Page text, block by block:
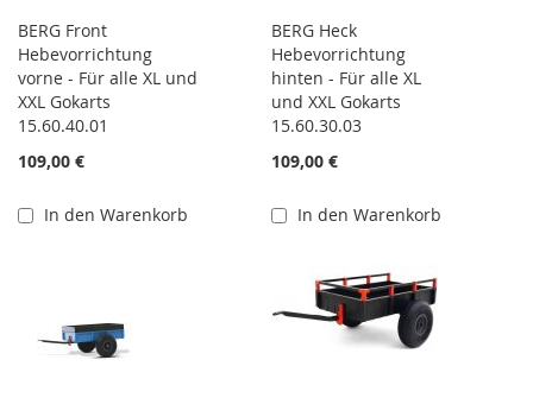
BERG Front
Hebevorrichtung
vorne - Für alle XL und
XXL Gokarts
15.60.40.01
109,00 €
In den Warenkorb
BERG Heck
Hebevorrichtung
hinten - Für alle XL
und XXL Gokarts
15.60.30.03
109,00 €
In den Warenkorb